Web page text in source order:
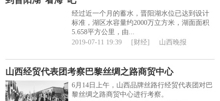
经过近一个月的蓄水，晋阳湖水位已达到设计
标准，湖区水容量约2000万立方米，湖面面积
5.658平方公里，由...
2019-07-11 19:39
[财经] 山西晚报
山西经贸代表团考察巴黎丝绸之路商贸中心
6月14日上午，山西品牌丝路行经贸代表团对巴
黎丝绸之路商贸中心进行考察。